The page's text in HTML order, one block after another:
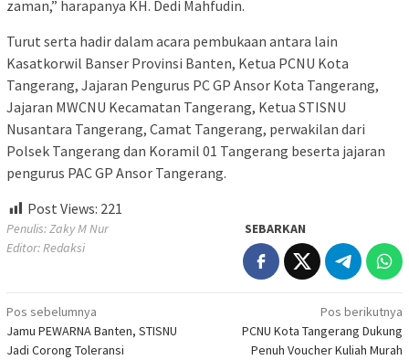
zaman,” harapanya KH. Dedi Mahfudin.
Turut serta hadir dalam acara pembukaan antara lain
Kasatkorwil Banser Provinsi Banten, Ketua PCNU Kota
Tangerang, Jajaran Pengurus PC GP Ansor Kota Tangerang,
Jajaran MWCNU Kecamatan Tangerang, Ketua STISNU
Nusantara Tangerang, Camat Tangerang, perwakilan dari
Polsek Tangerang dan Koramil 01 Tangerang beserta jajaran
pengurus PAC GP Ansor Tangerang.
Post Views: 221
Penulis: Zaky M Nur
Editor: Redaksi
SEBARKAN
Navigasi
pos
Pos sebelumnya
Jamu PEWARNA Banten, STISNU
Jadi Corong Toleransi
Pos berikutnya
PCNU Kota Tangerang Dukung
Penuh Voucher Kuliah Murah